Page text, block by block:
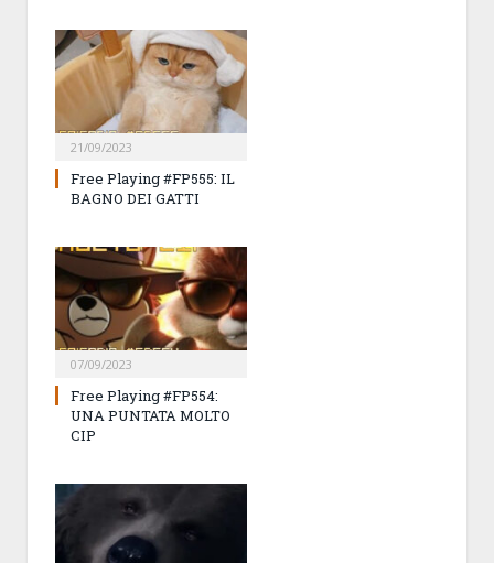
21/09/2023
Free Playing #FP555: IL
BAGNO DEI GATTI
07/09/2023
Free Playing #FP554:
UNA PUNTATA MOLTO
CIP